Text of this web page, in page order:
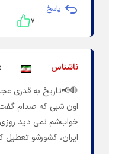
پاسخ
۷
ناشناس
🛑📢تاریخ به قدری
اون شبی که صدام گفت
خواب‌شم نمی‌ دید روزی
ایران، کشورشو تعطیل